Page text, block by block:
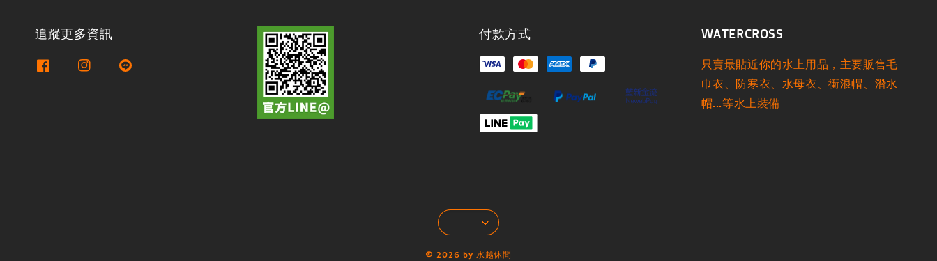
追蹤更多資訊 付款方式 WATERCROSS
只賣最貼近你的水上用品，主要販售毛
巾衣、防寒衣、水母衣、衝浪帽、潛水
帽...等水上裝備
© 2026 by 水越休閒